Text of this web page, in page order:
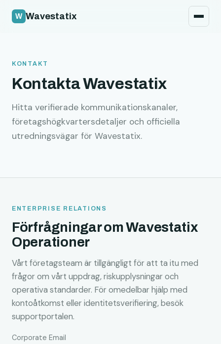
Wavestatix
Säkerhetspolicy
KONTAKT
Kontakta Wavestatix
Hitta verifierade kommunikationskanaler,
företagshögkvartersdetaljer och officiella
utredningsvägar för Wavestatix.
ENTERPRISE RELATIONS
Förfrågningar om Wavestatix
Operationer
Vårt företagsteam är tillgängligt för att ta itu med
frågor om vårt uppdrag, riskupplysningar och
operativa standarder. För omedelbar hjälp med
kontoåtkomst eller identitetsverifiering, besök
supportportalen.
Corporate Email